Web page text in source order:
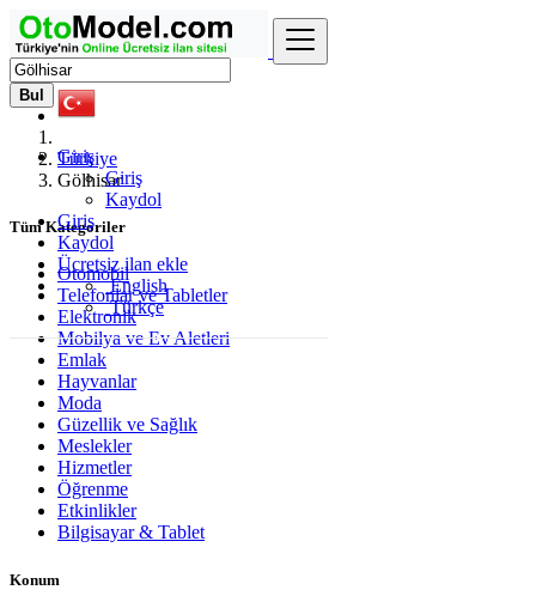
Giriş
Giriş
Kaydol
Giriş
Kaydol
Ücretsiz ilan ekle
English
Türkçe
Bul
Türkiye
Gölhisar
Tüm Kategoriler
Otomobil
Telefonlar ve Tabletler
Elektronik
Mobilya ve Ev Aletleri
Emlak
Hayvanlar
Moda
Güzellik ve Sağlık
Meslekler
Hizmetler
Öğrenme
Etkinlikler
Bilgisayar & Tablet
Konum